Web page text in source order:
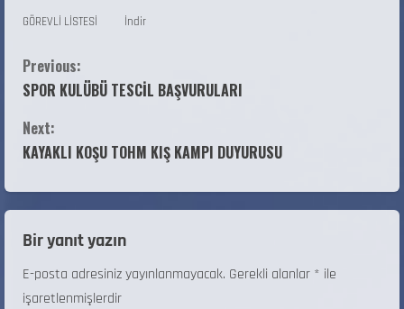
GÖREVLİ LİSTESİ İndir
Previous:
SPOR KULÜBÜ TESCİL BAŞVURULARI
Next:
KAYAKLI KOŞU TOHM KIŞ KAMPI DUYURUSU
Bir yanıt yazın
E-posta adresiniz yayınlanmayacak. Gerekli alanlar * ile
işaretlenmişlerdir